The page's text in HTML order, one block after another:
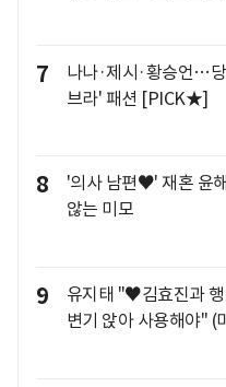
7
나나·제시·황승언…
브라' 패션 [PICK★]
8
'의사 남편♥' 재혼 윤
않는 미모
9
유지태 "♥김효진과 행
변기 앉아 사용해야" (